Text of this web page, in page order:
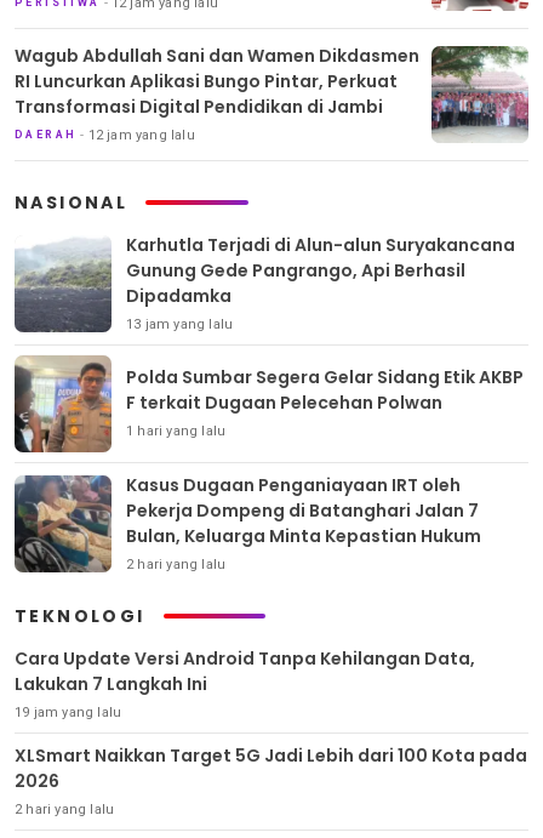
Wagub Abdullah Sani dan Wamen Dikdasmen
RI Luncurkan Aplikasi Bungo Pintar, Perkuat
Transformasi Digital Pendidikan di Jambi
DAERAH 12 jam yang lalu
NASIONAL
Karhutla Terjadi di Alun-alun Suryakancana
Gunung Gede Pangrango, Api Berhasil
Dipadamka
13 jam yang lalu
Polda Sumbar Segera Gelar Sidang Etik AKBP
F terkait Dugaan Pelecehan Polwan
1 hari yang lalu
Kasus Dugaan Penganiayaan IRT oleh
Pekerja Dompeng di Batanghari Jalan 7
Bulan, Keluarga Minta Kepastian Hukum
2 hari yang lalu
TEKNOLOGI
Cara Update Versi Android Tanpa Kehilangan Data,
Lakukan 7 Langkah Ini
19 jam yang lalu
XLSmart Naikkan Target 5G Jadi Lebih dari 100 Kota pada
2026
2 hari yang lalu